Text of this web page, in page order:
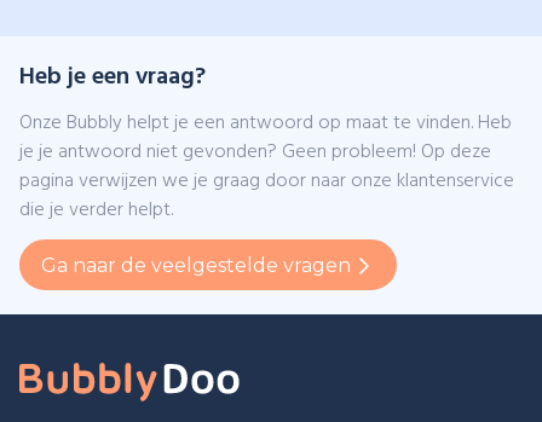
Heb je een vraag?
Onze Bubbly helpt je een antwoord op maat te vinden. Heb
je je antwoord niet gevonden? Geen probleem! Op deze
pagina verwijzen we je graag door naar onze klantenservice
die je verder helpt.
Ga naar de veelgestelde vragen